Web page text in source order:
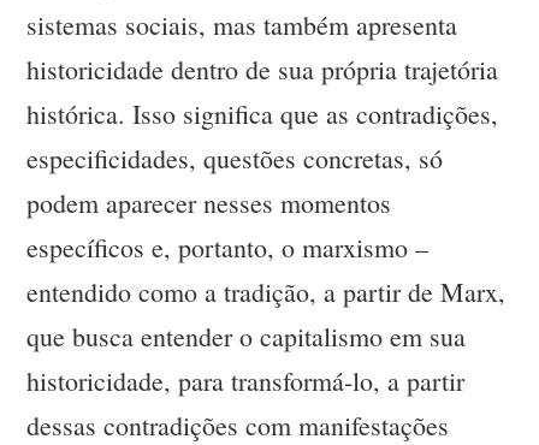
sistemas sociais, mas também apresenta
historicidade dentro de sua própria trajetória
histórica. Isso significa que as contradições,
especificidades, questões concretas, só
podem aparecer nesses momentos
específicos e, portanto, o marxismo –
entendido como a tradição, a partir de Marx,
que busca entender o capitalismo em sua
historicidade, para transformá-lo, a partir
dessas contradições com manifestações